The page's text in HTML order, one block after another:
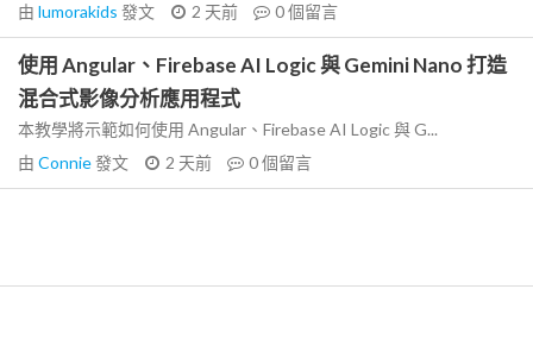
由 lumorakids 發文 2 天前 0個留言
使用 Angular、Firebase AI Logic 與 Gemini Nano 打造
混合式影像分析應用程式
本教學將示範如何使用 Angular、Firebase AI Logic 與 G...
由 Connie發文 2 天前 0個留言